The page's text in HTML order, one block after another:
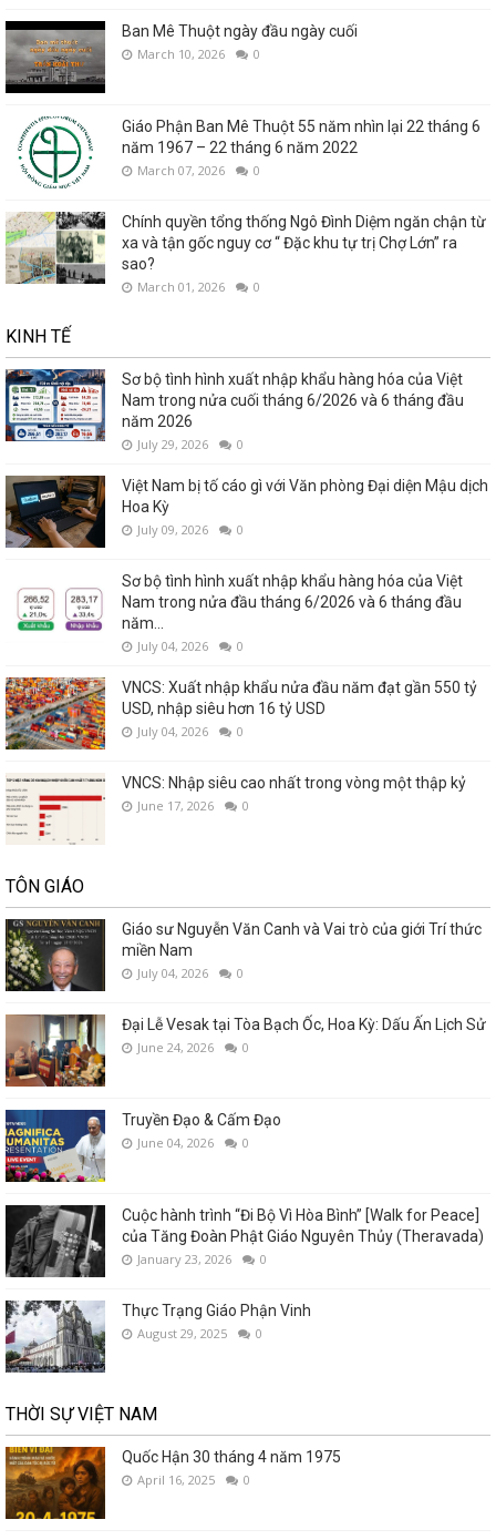
Ban Mê Thuột ngày đầu ngày cuối
March 10, 2026 0
Giáo Phận Ban Mê Thuột 55 năm nhìn lại 22 tháng 6
năm 1967 – 22 tháng 6 năm 2022
March 07, 2026 0
Chính quyền tổng thống Ngô Đình Diệm ngăn chận từ
xa và tận gốc nguy cơ “ Đặc khu tự trị Chợ Lớn” ra
sao?
March 01, 2026 0
KINH TẾ
Sơ bộ tình hình xuất nhập khẩu hàng hóa của Việt
Nam trong nửa cuối tháng 6/2026 và 6 tháng đầu
năm 2026
July 29, 2026 0
Việt Nam bị tố cáo gì với Văn phòng Đại diện Mậu dịch
Hoa Kỳ
July 09, 2026 0
Sơ bộ tình hình xuất nhập khẩu hàng hóa của Việt
Nam trong nửa đầu tháng 6/2026 và 6 tháng đầu
năm...
July 04, 2026 0
VNCS: Xuất nhập khẩu nửa đầu năm đạt gần 550 tỷ
USD, nhập siêu hơn 16 tỷ USD
July 04, 2026 0
VNCS: Nhập siêu cao nhất trong vòng một thập kỷ
June 17, 2026 0
TÔN GIÁO
Giáo sư Nguyễn Văn Canh và Vai trò của giới Trí thức
miền Nam
July 04, 2026 0
Đại Lễ Vesak tại Tòa Bạch Ốc, Hoa Kỳ: Dấu Ấn Lịch Sử
June 24, 2026 0
Truyền Đạo & Cấm Đạo
June 04, 2026 0
Cuộc hành trình “Đi Bộ Vì Hòa Bình” [Walk for Peace]
của Tăng Đoàn Phật Giáo Nguyên Thủy (Theravada)
January 23, 2026 0
Thực Trạng Giáo Phận Vinh
August 29, 2025 0
THỜI SỰ VIỆT NAM
Quốc Hận 30 tháng 4 năm 1975
April 16, 2025 0